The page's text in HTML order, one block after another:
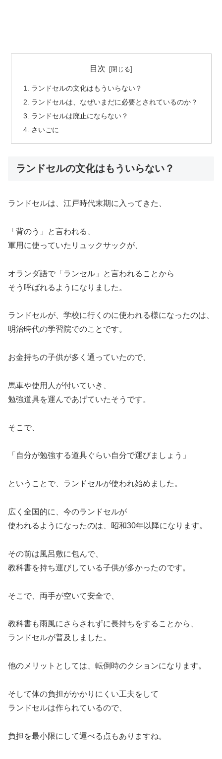
目次
ランドセルの文化はもういらない？
ランドセルは、なぜいまだに必要とされているのか？
ランドセルは廃止にならない？
さいごに
ランドセルの文化はもういらない？
ランドセルは、江戸時代末期に入ってきた、
「背のう」と言われる、
軍用に使っていたリュックサックが、
オランダ語で「ランセル」と言われることから
そう呼ばれるようになりました。
ランドセルが、学校に行くのに使われる様になったのは、
明治時代の学習院でのことです。
お金持ちの子供が多く通っていたので、
馬車や使用人が付いていき、
勉強道具を運んであげていたそうです。
そこで、
「自分が勉強する道具ぐらい自分で運びましょう」
ということで、ランドセルが使われ始めました。
広く全国的に、今のランドセルが
使われるようになったのは、昭和30年以降になります。
その前は風呂敷に包んで、
教科書を持ち運びしている子供が多かったのです。
そこで、両手が空いて安全で、
教科書も雨風にさらされずに長持ちをすることから、
ランドセルが普及しました。
他のメリットとしては、転倒時のクションになります。
そして体の負担がかかりにくい工夫をして
ランドセルは作られているので、
負担を最小限にして運べる点もありますね。